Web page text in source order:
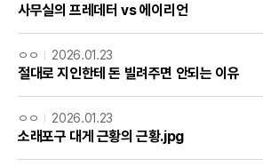
사무실의 프레데터 vs 에이리언
ㅇㅇ 2026.01.23
절대로 지인한테 돈 빌려주면 안되는 이유
ㅇㅇ 2026.01.23
소래포구 대게 근황의 근황.jpg